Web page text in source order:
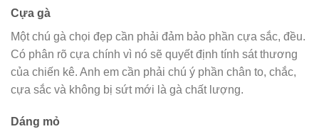
Cựa gà
Một chú gà chọi đẹp cần phải đảm bảo phần cựa sắc, đều.
Có phân rõ cựa chính vì nó sẽ quyết định tính sát thương
của chiến kê. Anh em cần phải chú ý phần chân to, chắc,
cựa sắc và không bị sứt mới là gà chất lượng.
Dáng mỏ